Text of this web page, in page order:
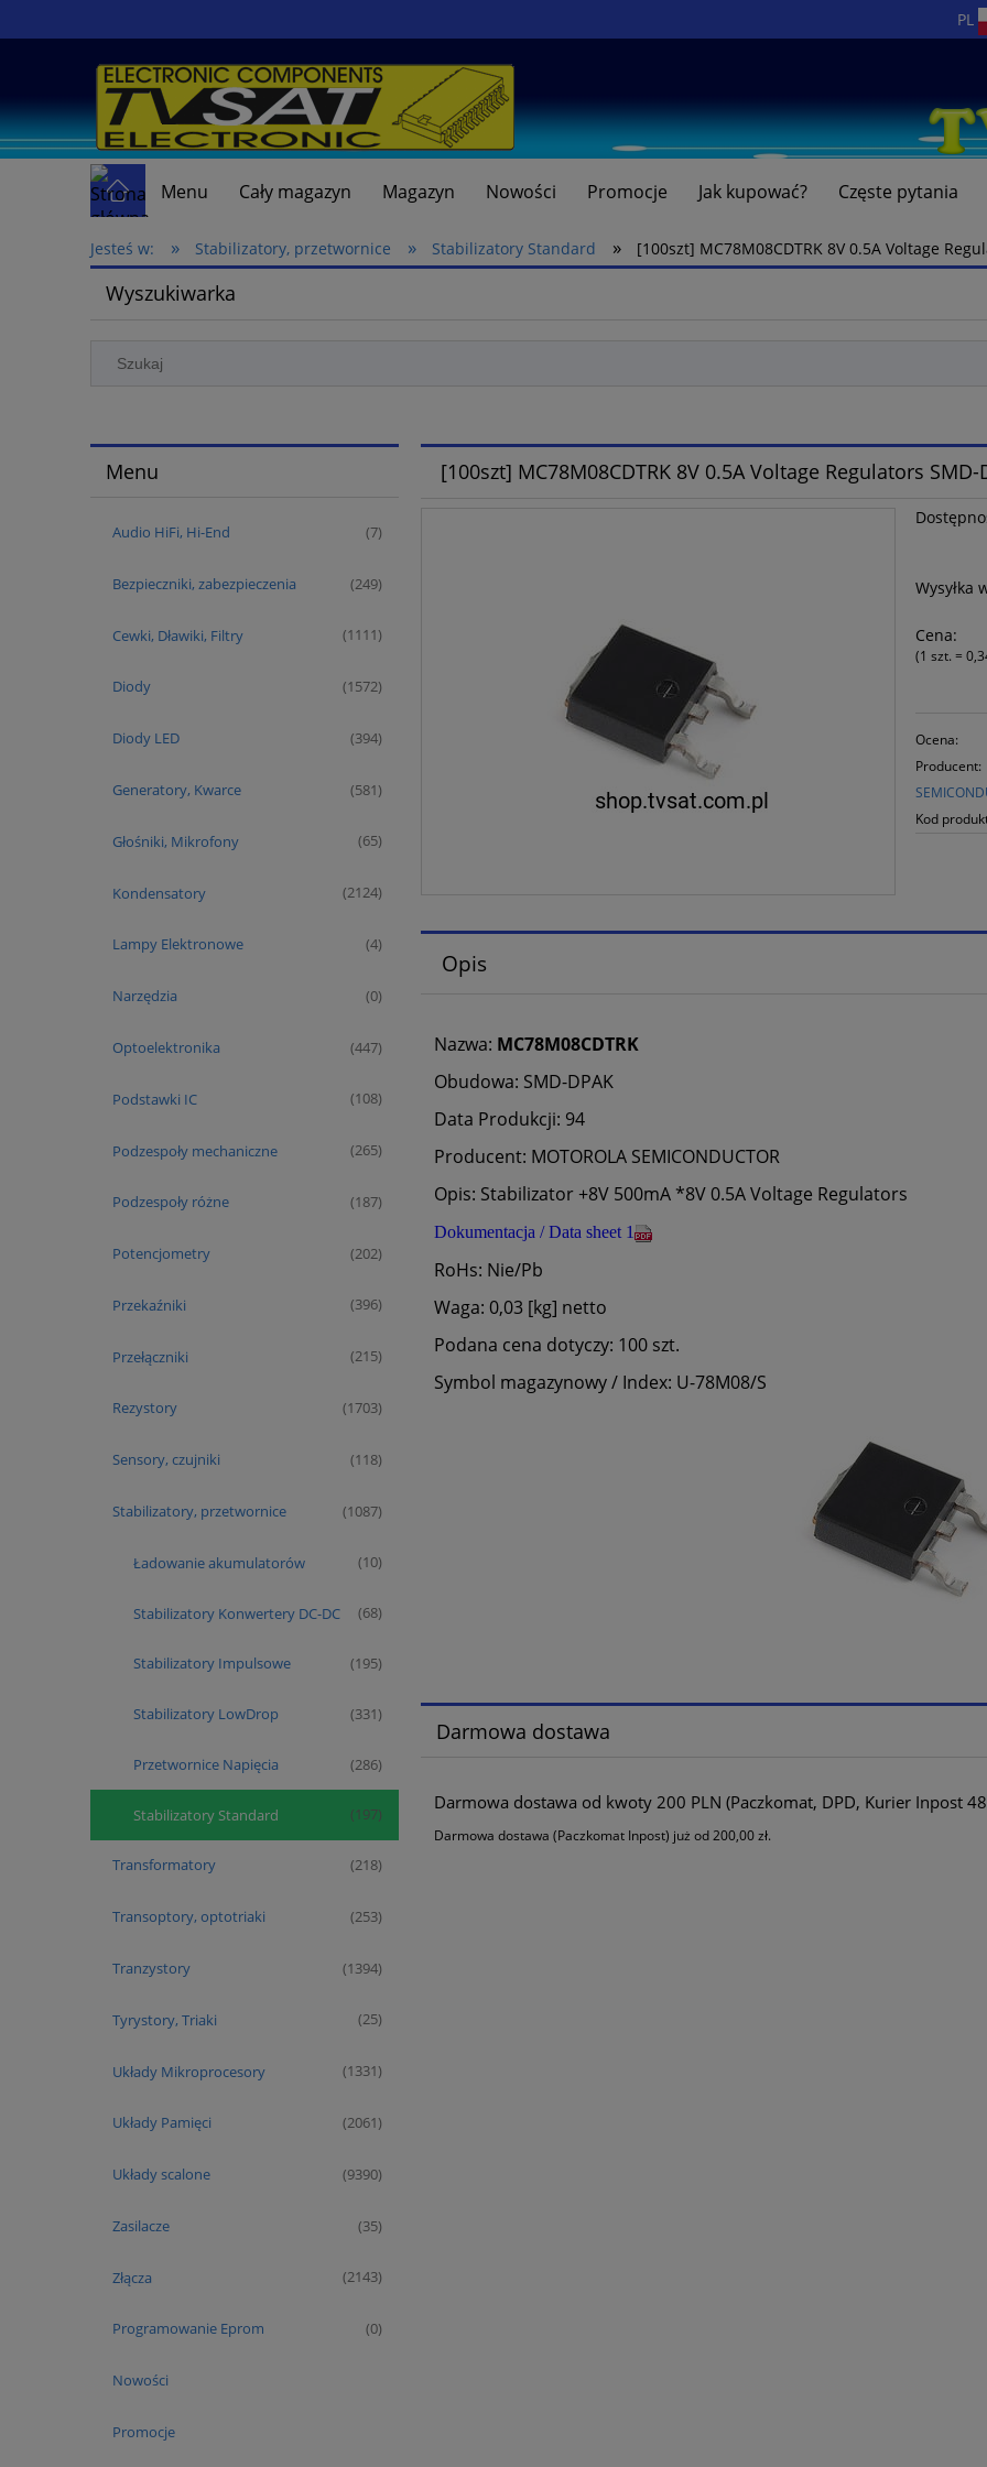
PL
Menu Cały magazyn Magazyn Nowości Promocje Jak kupować? Częste pytania
Jesteś w: » Stabilizatory, przetwornice » Stabilizatory Standard » [100szt] MC78M08CDTRK 8V 0.5A Voltage
Wyszukiwarka
Menu
Audio HiFi, Hi-End (7)
Bezpieczniki, zabezpieczenia (249)
Cewki, Dławiki, Filtry (1111)
Diody (1572)
Diody LED (394)
Generatory, Kwarce (581)
Głośniki, Mikrofony (65)
Kondensatory (2124)
Lampy Elektronowe (4)
Narzędzia (0)
Optoelektronika (447)
Podstawki IC (108)
Podzespoły mechaniczne (265)
Podzespoły różne (187)
Potencjometry (202)
Przekaźniki (396)
Przełączniki (215)
Rezystory (1703)
Sensory, czujniki (118)
Stabilizatory, przetwornice (1087)
Ładowanie akumulatorów (10)
Stabilizatory Konwertery DC-DC (68)
Stabilizatory Impulsowe (195)
Stabilizatory LowDrop (331)
Przetwornice Napięcia (286)
Stabilizatory Standard (197)
Transformatory (218)
Transoptory, optotriaki (253)
Tranzystory (1394)
Tyrystory, Triaki (25)
Układy Mikroprocesory (1331)
Układy Pamięci (2061)
Układy scalone (9390)
Zasilacze (35)
Złącza (2143)
Programowanie Eprom (0)
Nowości
Promocje
[100szt] MC78M08CDTRK 8V 0.5A Voltage Regulators SMD-
Wysyłka
Cena:
(1szt. =
Ocena:
Producent:
Kod
Opis
Nazwa: MC78M08CDTRK
Obudowa: SMD-DPAK
Data Produkcji: 94
Producent: MOTOROLA SEMICONDUCTOR
Opis: Stabilizator +8V 500mA *8V 0.5A Voltage Regulators
Dokumentacja / Data sheet 1
RoHs: Nie/Pb
Waga: 0,03 [kg] netto
Podana cena dotyczy: 100 szt.
Symbol magazynowy / Index: U-78M08/S
Darmowa dostawa
Darmowa dostawa od kwoty 200 PLN (Paczkomat, DPD, Kurier Inpost
Darmowa dostawa (Paczkomat Inpost) już od 200,00 zł.